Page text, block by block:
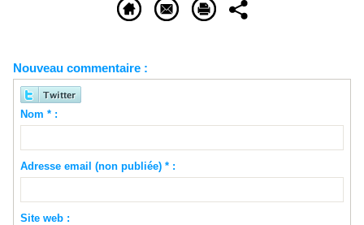
Nouveau commentaire :
Nom * :
Adresse email (non publiée) * :
Site web :